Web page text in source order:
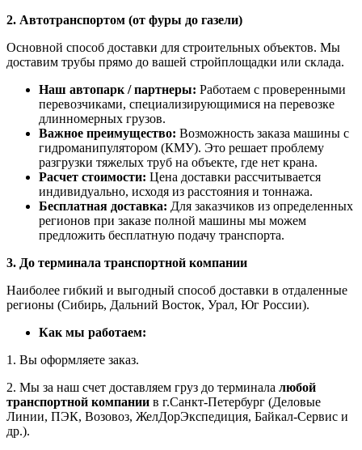
2. Автотранспортом (от фуры до газели)
Основной способ доставки для строительных объектов. Мы
доставим трубы прямо до вашей стройплощадки или склада.
Наш автопарк / партнеры: Работаем с проверенными
перевозчиками, специализирующимися на перевозке
длинномерных грузов.
Важное преимущество: Возможность заказа машины с
гидроманипулятором (КМУ). Это решает проблему
разгрузки тяжелых труб на объекте, где нет крана.
Расчет стоимости: Цена доставки рассчитывается
индивидуально, исходя из расстояния и тоннажа.
Бесплатная доставка: Для заказчиков из определенных
регионов при заказе полной машины мы можем
предложить бесплатную подачу транспорта.
3. До терминала транспортной компании
Наиболее гибкий и выгодный способ доставки в отдаленные
регионы (Сибирь, Дальний Восток, Урал, Юг России).
Как мы работаем:
1. Вы оформляете заказ.
2. Мы за наш счет доставляем груз до терминала любой
транспортной компании в г.Санкт-Петербург (Деловые
Линии, ПЭК, Возовоз, ЖелДорЭкспедиция, Байкал-Сервис и
др.).